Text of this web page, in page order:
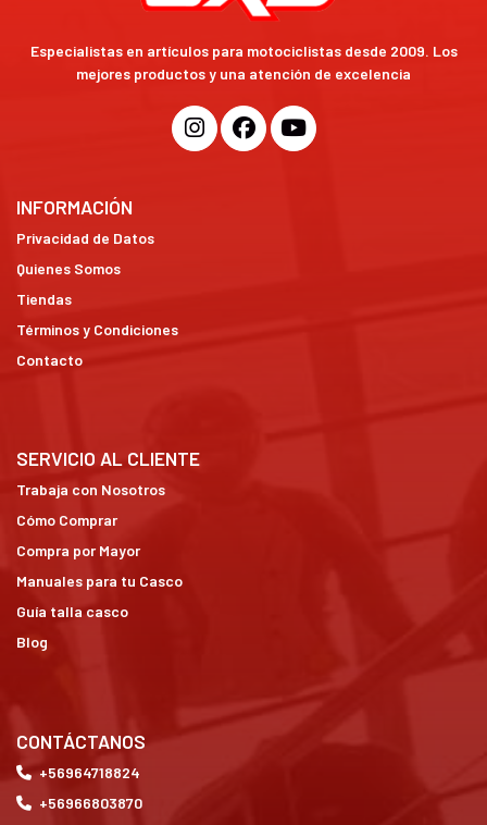
Especialistas en artículos para motociclistas desde 2009. Los
mejores productos y una atención de excelencia
INFORMACIÓN
Privacidad de Datos
Quienes Somos
Tiendas
Términos y Condiciones
Contacto
SERVICIO AL CLIENTE
Trabaja con Nosotros
Cómo Comprar
Compra por Mayor
Manuales para tu Casco
Guía talla casco
Blog
CONTÁCTANOS
+56964718824
+56966803870